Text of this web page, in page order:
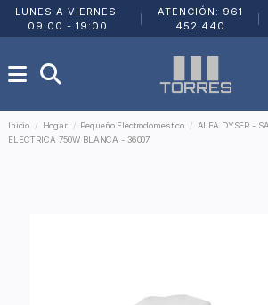
LUNES A VIERNES:
09:00 - 19:00
ATENCIÓN: 961
452 440
Inicio Hogar Pequeño Electrodomestico
ALFA DYSER -
ELECTRICA 750W BLANCA - 36007